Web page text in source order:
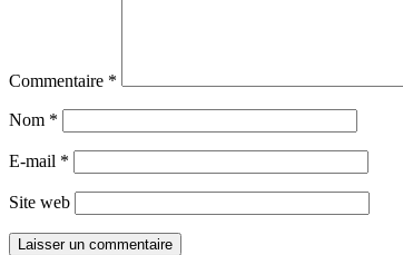
Commentaire *
Nom *
E-mail *
Site web